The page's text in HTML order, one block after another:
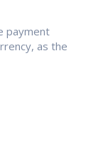
payment
as the